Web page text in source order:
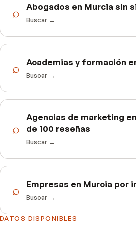
⌕ Abogados en Murcia sin
Buscar →
⌕ Academias y formación
Buscar →
⌕
Agencias de marketing
de 100 reseñas
Buscar →
⌕ Empresas en Murcia por
Buscar →
DATOS DISPONIBLES